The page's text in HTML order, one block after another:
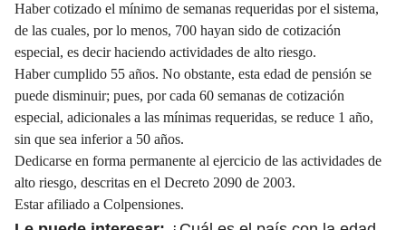
Haber cotizado el mínimo de semanas requeridas por el sistema,
de las cuales, por lo menos, 700 hayan sido de cotización
especial, es decir haciendo actividades de alto riesgo.
Haber cumplido 55 años. No obstante, esta edad de pensión se
puede disminuir; pues, por cada 60 semanas de cotización
especial, adicionales a las mínimas requeridas, se reduce 1 año,
sin que sea inferior a 50 años.
Dedicarse en forma permanente al ejercicio de las actividades de
alto riesgo, descritas en el Decreto 2090 de 2003.
Estar afiliado a Colpensiones.